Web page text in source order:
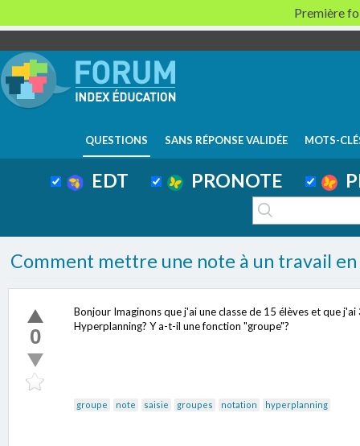
QUESTIONS SANS RÉPONSE VALIDÉE MOTS-
EDT PRONOTE
Comment mettre une note à un travail en
0
Bonjour Imaginons que j'ai une classe de 15 élèves et que
Hyperplanning? Y a-t-il une fonction "groupe"?
groupe note saisie groupes notation hyperplanning
Première